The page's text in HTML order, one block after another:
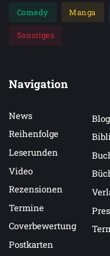
Comedy Manga
Sonstiges
Navigation
News
Reihenfolge
Leserunden
Video
Rezensionen
Termine
Coverbewertung
Postkarten